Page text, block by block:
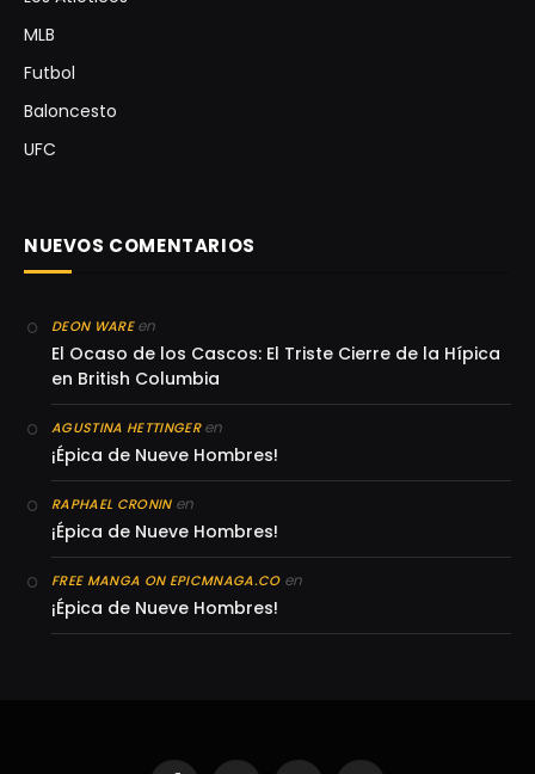
MLB
Futbol
Baloncesto
UFC
NUEVOS COMENTARIOS
DEON WAREen
El Ocaso de los Cascos: El Triste Cierre de la Hípica
en British Columbia
AGUSTINA HETTINGERen
¡Épica de Nueve Hombres!
RAPHAEL CRONINen
¡Épica de Nueve Hombres!
FREE MANGA ON EPICMNAGA.COen
¡Épica de Nueve Hombres!